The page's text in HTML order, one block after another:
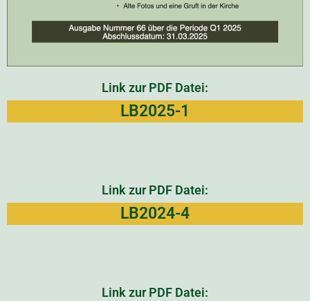
Link zur PDF Datei:
LB2025-1
Link zur PDF Datei:
LB2024-4
Link zur PDF Datei: